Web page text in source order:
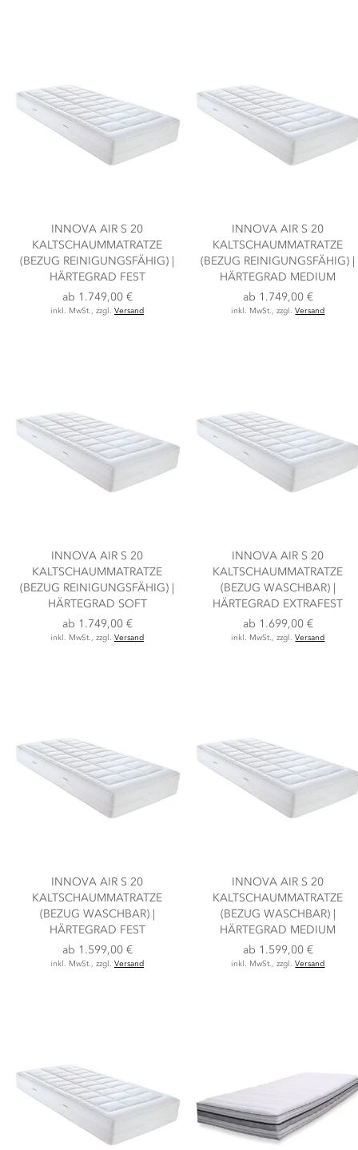
INNOVA AIR S 20
KALTSCHAUMMATRATZE
(BEZUG REINIGUNGSFÄHIG) |
HÄRTEGRAD FEST
ab 1.749,00 €
inkl. MwSt., zzgl. Versand
INNOVA AIR S 20
KALTSCHAUMMATRATZE
(BEZUG REINIGUNGSFÄHIG) |
HÄRTEGRAD MEDIUM
ab 1.749,00 €
inkl. MwSt., zzgl.Versand
INNOVA AIR S 20
KALTSCHAUMMATRATZE
(BEZUG REINIGUNGSFÄHIG) |
HÄRTEGRAD SOFT
ab 1.749,00 €
inkl. MwSt., zzgl. Versand
INNOVA AIR S 20
KALTSCHAUMMATRATZE
(BEZUG WASCHBAR) |
HÄRTEGRAD EXTRAFEST
ab 1.699,00 €
inkl. MwSt., zzgl.Versand
INNOVA AIR S 20
KALTSCHAUMMATRATZE
(BEZUG WASCHBAR) |
HÄRTEGRAD FEST
ab 1.599,00 €
inkl. MwSt., zzgl. Versand
INNOVA AIR S 20
KALTSCHAUMMATRATZE
(BEZUG WASCHBAR) |
HÄRTEGRAD MEDIUM
ab 1.599,00 €
inkl. MwSt., zzgl.Versand